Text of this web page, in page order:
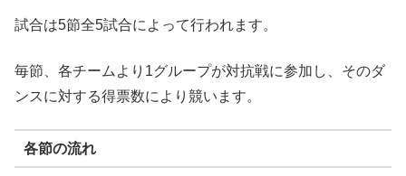
試合は5節全5試合によって行われます。
毎節、各チームより1グループが対抗戦に参加し、そのダ
ンスに対する得票数により競います。
各節の流れ